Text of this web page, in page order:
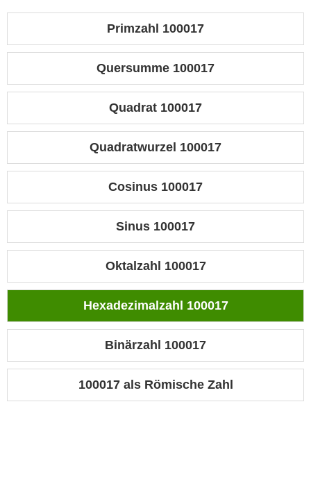
Primzahl 100017
Quersumme 100017
Quadrat 100017
Quadratwurzel 100017
Cosinus 100017
Sinus 100017
Oktalzahl 100017
Hexadezimalzahl 100017
Binärzahl 100017
100017 als Römische Zahl